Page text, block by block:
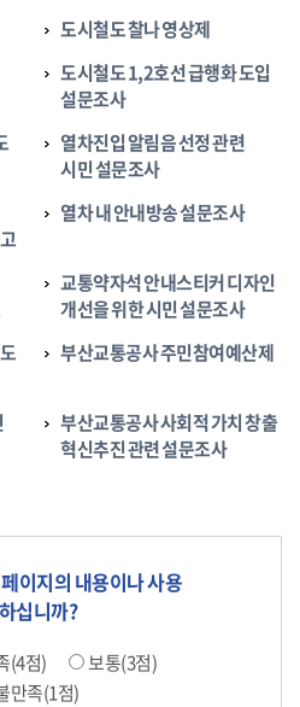
도시철도 찰나 영상제
도시철도 1,2호선 급행화 도입
설문조사
열차진입 알림음 선정 관련
시민 설문조사
열차 내 안내방송 설문조사
교통약자석 안내스티커 디자인
개선을 위한 시민 설문조사
부산교통공사 주민참여예산제
부산교통공사 사회적 가치 창출
혁신추진 관련 설문조사
이지의 내용이나 사용
십니까?
(4점)
보통(3점)
만족(1점)